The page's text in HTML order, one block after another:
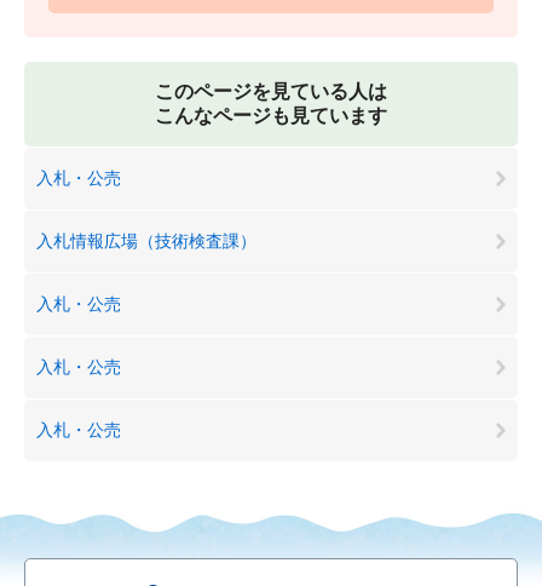
このページを見ている人は
こんなページも見ています
入札・公売
入札情報広場（技術検査課）
入札・公売
入札・公売
入札・公売